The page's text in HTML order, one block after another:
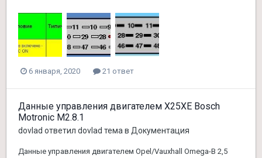
6 января, 2020 21 ответ
Данные управления двигателем X25XE Bosch
Motronic M2.8.1
dovlad ответил dovlad тема в Документация
Данные управления двигателем Opel/Vauxhall Omega-B 2,5